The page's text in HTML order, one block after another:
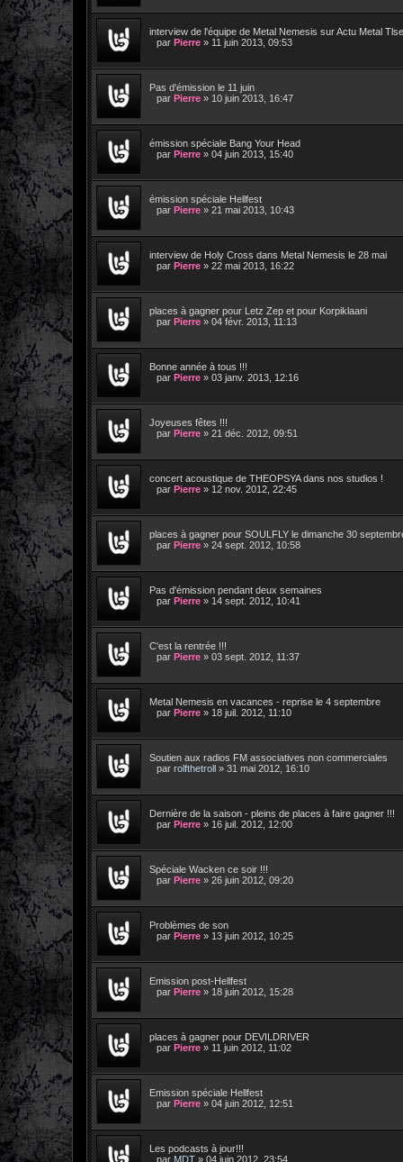
interview de l'équipe de Metal Nemesis sur Actu Metal Tlse
par Pierre » 11 juin 2013, 09:53
Pas d'émission le 11 juin
par Pierre » 10 juin 2013, 16:47
émission spéciale Bang Your Head
par Pierre » 04 juin 2013, 15:40
émission spéciale Hellfest
par Pierre » 21 mai 2013, 10:43
interview de Holy Cross dans Metal Nemesis le 28 mai
par Pierre » 22 mai 2013, 16:22
places à gagner pour Letz Zep et pour Korpiklaani
par Pierre » 04 févr. 2013, 11:13
Bonne année à tous !!!
par Pierre » 03 janv. 2013, 12:16
Joyeuses fêtes !!!
par Pierre » 21 déc. 2012, 09:51
concert acoustique de THEOPSYA dans nos studios !
par Pierre » 12 nov. 2012, 22:45
places à gagner pour SOULFLY le dimanche 30
par Pierre » 24 sept. 2012, 10:58
Pas d'émission pendant deux semaines
par Pierre » 14 sept. 2012, 10:41
C'est la rentrée !!!
par Pierre » 03 sept. 2012, 11:37
Metal Nemesis en vacances - reprise le 4 septembre
par Pierre » 18 juil. 2012, 11:10
Soutien aux radios FM associativ​es non commercial​es
par rolfthetroll » 31 mai 2012, 16:10
Dernière de la saison - pleins de places à faire gagner !!!
par Pierre » 16 juil. 2012, 12:00
Spéciale Wacken ce soir !!!
par Pierre » 26 juin 2012, 09:20
Problèmes de son
par Pierre » 13 juin 2012, 10:25
Emission post-Hellfest
par Pierre » 18 juin 2012, 15:28
places à gagner pour DEVILDRIVER
par Pierre » 11 juin 2012, 11:02
Emission spéciale Hellfest
par Pierre » 04 juin 2012, 12:51
Les podcasts à jour!!!
par MDT » 04 juin 2012, 23:54